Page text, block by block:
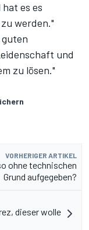
es es
werden."
guten
und
zu lösen."
VORHERIGER ARTIKEL
ohne technischen
Grund aufgegeben?
dieser wolle